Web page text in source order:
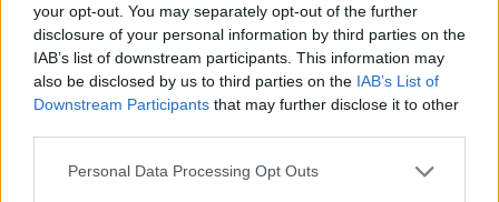
your opt-out. You may separately opt-out of the further
disclosure of your personal information by third parties on the
IAB’s list of downstream participants. This information may
also be disclosed by us to third parties on the IAB’s List of
Downstream Participants that may further disclose it to other
Personal Data Processing Opt Outs